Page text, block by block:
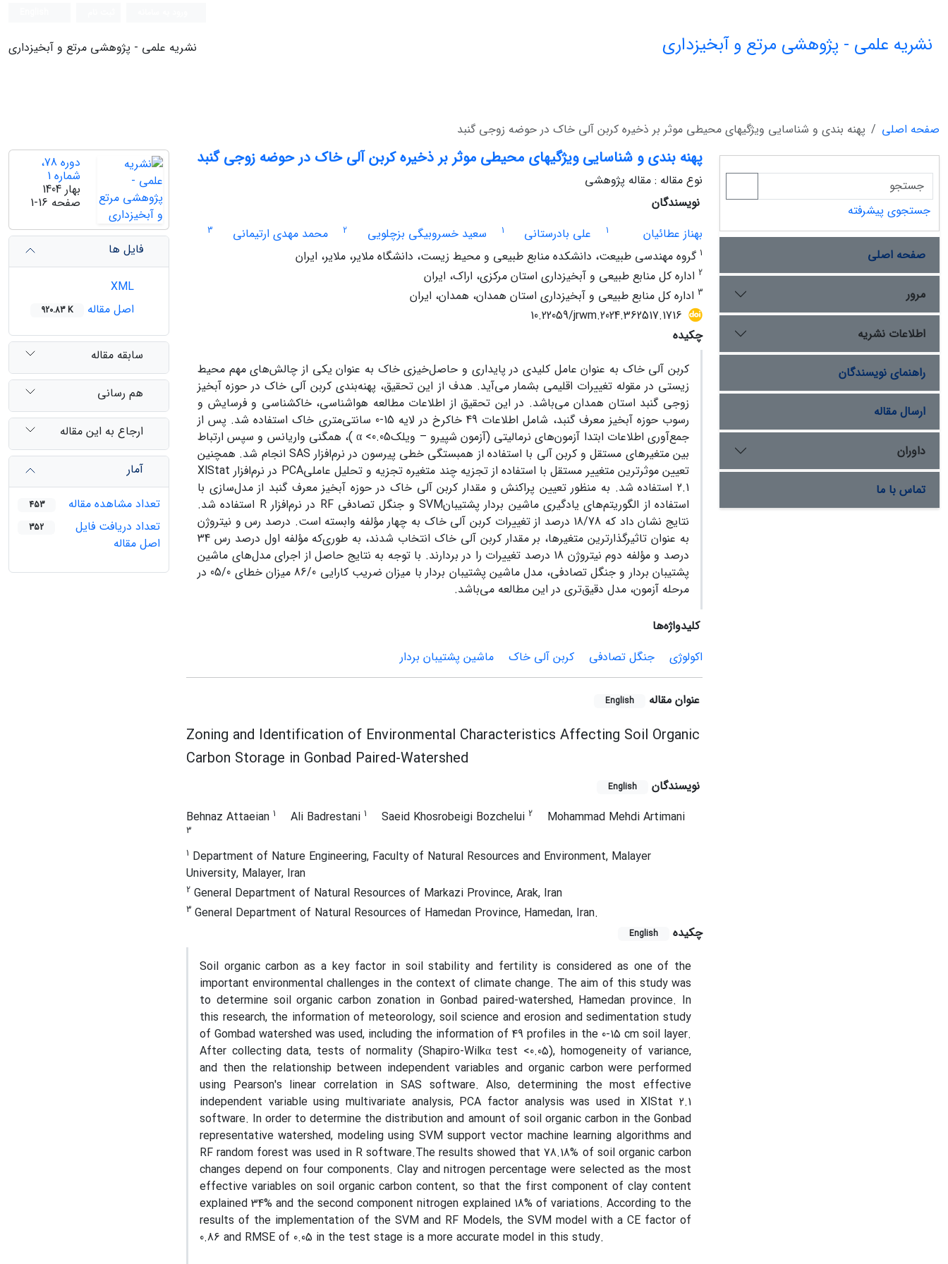
نشریه علمی - پژوهشی مرتع و آبخیزداری نشریه علمی - پژوهشی مرتع و آبخیزداری
صفحه اصلی پهنه بندی و شناسایی ویژگیهای محیطی موثر بر ذخیره کربن آلی خاک در حوضه زوجی گنبد
پهنه بندی و شناسایی ویژگیهای محیطی موثر بر ذخیره کربن آلی خاک در حوضه زوجی گنبد
نوع مقاله : مقاله پژوهشی
نویسندگان
بهناز عطائیان
1 علی بادرستانی 1 سعید خسروبیگی بزچلویی 2 محمد مهدی ارتیمانی
3
1 گروه مهندسی طبیعت، دانشکده منابع طبیعی و محیط زیست، دانشگاه ملایر، ملایر، ایران
2 اداره کل منابع طبیعی و آبخیزداری استان مرکزی، اراک، ایران
3 اداره کل منابع طبیعی و آبخیزداری استان همدان، همدان، ایران
10.22059/jrwm.2024.362517.1716
چکیده
کربن آلی خاک به عنوان عامل کلیدی در پایداری و حاصل‌خیزی خاک به عنوان یکی از چالش‌های مهم محیط
زیستی در مقوله تغییرات اقلیمی بشمار می‌آید. هدف از این تحقیق، پهنه‌بندی کربن آلی خاک در حوزه آبخیز
زوجی گنبد استان همدان می‌باشد. در این تحقیق از اطلاعات مطالعه‌ هواشناسی، خاکشناسی و فرسایش و
رسوب حوزه آبخیز معرف گنبد، شامل اطلاعات 49 خاکرخ در لایه 15-0 سانتی‌متری خاک استفاده شد. پس از
جمع‌آوری اطلاعات ابتدا آزمون‌های نرمالیتی (آزمون شپیرو – ویلکα <0.05 )، همگنی واریانس و سپس ارتباط
بین متغیرهای مستقل و کربن آلی با استفاده از همبستگی خطی پیرسون در نرم‌افزار SAS انجام شد. همچنین
تعیین موثرترین متغییر مستقل با استفاده از تجزیه چند متغیره تجزیه و تحلیل عاملیPCA در نرم‌افزار XlStat
2.1 استفاده شد. به منظور تعیین پراکنش و مقدار کربن آلی خاک در حوزه آبخیز معرف گنبد از مدل‌سازی با
استفاده از الگوریتم‌های یادگیری ماشین بردار پشتیبانSVM و جنگل تصادفی RF در نرم‌افزار R استفاده شد.
نتایج نشان داد که 18/78 درصد از تغییرات کربن آلی خاک به چهار مؤلفه وابسته است. درصد رس و نیتروژن
به عنوان تاثیرگذارترین متغیر‌ها، بر مقدار کربن آلی خاک انتخاب شدند، به ‌طوری‌که مؤلفه اول درصد رس 34
درصد و مؤلفه دوم نیتروژن 18 درصد تغییرات را در بردارند‌. با توجه به نتایج حاصل از اجرای مدل‌های ماشین
پشتیبان بردار و جنگل تصادفی، مدل ماشین پشتیبان بردار با میزان ضریب کارایی 86/0 میزان خطای 05/0 در
مرحله آزمون، مدل دقیق‌تری در این مطالعه می‌باشد.
کلیدواژه‌ها
اکولوژی
جنگل تصادفی کربن آلی خاک ماشین پشتیبان بردار
عنوان مقاله English
Zoning and Identification of Environmental Characteristics Affecting Soil Organic
Carbon Storage in Gonbad Paired-Watershed
نویسندگان English
Behnaz Attaeian 1 Ali Badrestani 1 Saeid Khosrobeigi Bozchelui 2 Mohammad Mehdi Artimani
3
1 Department of Nature Engineering, Faculty of Natural Resources and Environment, Malayer
University, Malayer, Iran
2 General Department of Natural Resources of Markazi Province, Arak, Iran
3 General Department of Natural Resources of Hamedan Province, Hamedan, Iran.
چکیده
English
Soil organic carbon as a key factor in soil stability and fertility is considered as one of the
important environmental challenges in the context of climate change. The aim of this study was
to determine soil organic carbon zonation in Gonbad paired-watershed, Hamedan province. In
this research, the information of meteorology, soil science and erosion and sedimentation study
of Gombad watershed was used, including the information of 49 profiles in the 0-15 cm soil layer.
After collecting data, tests of normality (Shapiro-Wilkα test <0.05), homogeneity of variance,
and then the relationship between independent variables and organic carbon were performed
using Pearson's linear correlation in SAS software. Also, determining the most effective
independent variable using multivariate analysis, PCA factor analysis was used in XlStat 2.1
software. In order to determine the distribution and amount of soil organic carbon in the Gonbad
representative watershed, modeling using SVM support vector machine learning algorithms and
RF random forest was used in R software.The results showed that 78.18% of soil organic carbon
changes depend on four components. Clay and nitrogen percentage were selected as the most
effective variables on soil organic carbon content, so that the first component of clay content
explained 34% and the second component nitrogen explained 18% of variations. According to the
results of the implementation of the SVM and RF Models, the SVM model with a CE factor of
0.86 and RMSE of 0.05 in the test stage is a more accurate model in this study.
دوره 78،
شماره 1
بهار 1404
صفحه 1-16
فایل ها
اصل مقاله
920.83 K
سابقه مقاله
هم رسانی
ارجاع به این مقاله
آمار
تعداد مشاهده مقاله
453
تعداد دریافت فایل
اصل مقاله
352
جستجوی پیشرفته
صفحه اصلی
مرور
اطلاعات نشریه
راهنمای نویسندگان
ارسال مقاله
داوران
تماس با ما